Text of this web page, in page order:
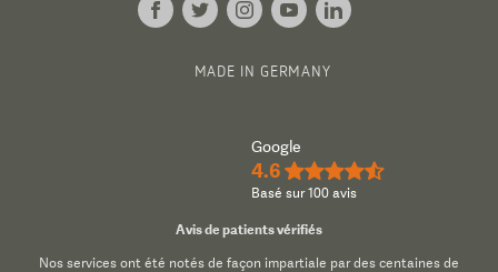
MADE IN GERMANY
Google
4.6 ★★★★½
Basé sur 100 avis
Avis de patients vérifiés
Nos services ont été notés de façon impartiale par des centaines de